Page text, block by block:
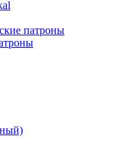
патроны